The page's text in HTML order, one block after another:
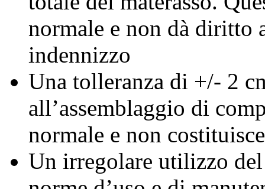
normale e non dà diritto
indennizzo
Una tolleranza di +/- 2
all’assemblaggio di
normale e non
Un irregolare utilizzo